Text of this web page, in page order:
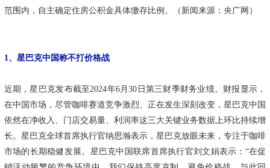
范围内，自主确定住房公积金具体缴存比例。（新闻来源：央广网）
1、星巴克中国称不打价格战
近期，星巴克发布截至2024年6月30日第三财季财务业绩。财报显示，
在中国市场，尽管咖啡赛道竞争激烈、正在发生深刻改变，星巴克中国
依然在净收入、门店交易量、利润率这三大关键业务数据上环比持续增
长。星巴克全球首席执行官纳思瀚表示，星巴克放眼未来，专注于咖啡
市场的长期稳健发展。星巴克中国联席首席执行官刘文娟表示：“在促